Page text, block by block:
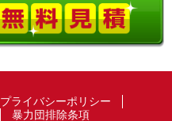
プライバシーポリシー
暴力団排除条項